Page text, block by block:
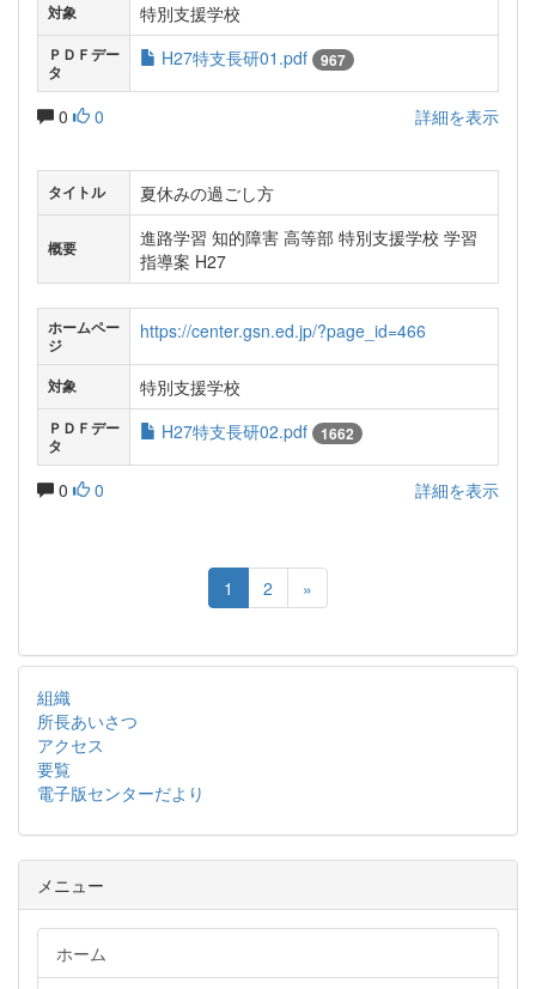
対象 特別支援学校
ＰＤＦデー
タ
H27特支長研01.pdf 967
0 0 詳細を表示
タイトル 夏休みの過ごし方
概要
進路学習 知的障害 高等部 特別支援学校 学習
指導案 H27
ホームペー
ジ
https://center.gsn.ed.jp/?page_id=466
対象 特別支援学校
ＰＤＦデー
タ
H27特支長研02.pdf 1662
0 0 詳細を表示
1 2 »
組織
所長あいさつ
アクセス
要覧
電子版センターだより
メニュー
ホーム